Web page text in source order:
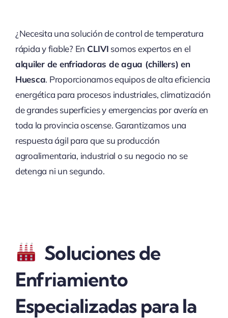
¿Necesita una solución de control de temperatura
rápida y fiable? En CLIVI somos expertos en el
alquiler de enfriadoras de agua (chillers) en
Huesca. Proporcionamos equipos de alta eficiencia
energética para procesos industriales, climatización
de grandes superficies y emergencias por avería en
toda la provincia oscense. Garantizamos una
respuesta ágil para que su producción
agroalimentaria, industrial o su negocio no se
detenga ni un segundo.
Soluciones de
Enfriamiento
Especializadas para la